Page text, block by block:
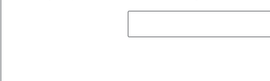
Vehiculos eléctricos